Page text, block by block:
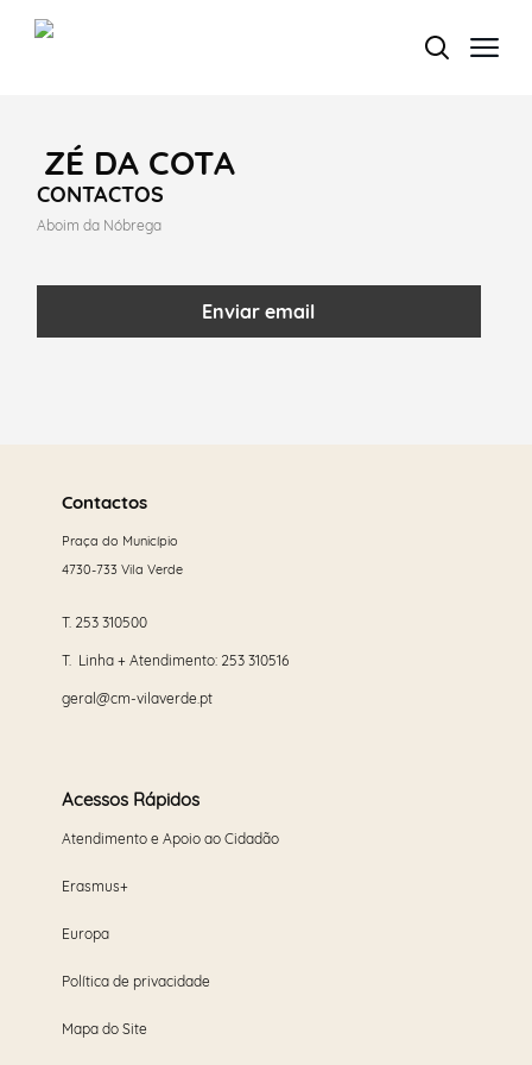
Termo de Pesquisa
Categorias gerais
ZÉ DA COTA
CONTACTOS
Aboim da Nóbrega
Enviar email
maisContactos
Praça do Município
4730-733 Vila Verde
T. 253 310500
T. Linha + Atendimento: 253 310516
geral@cm-vilaverde.pt
Acessos Rápidos
Atendimento e Apoio ao Cidadão
Erasmus+
Europa
Política de privacidade
Mapa do Site